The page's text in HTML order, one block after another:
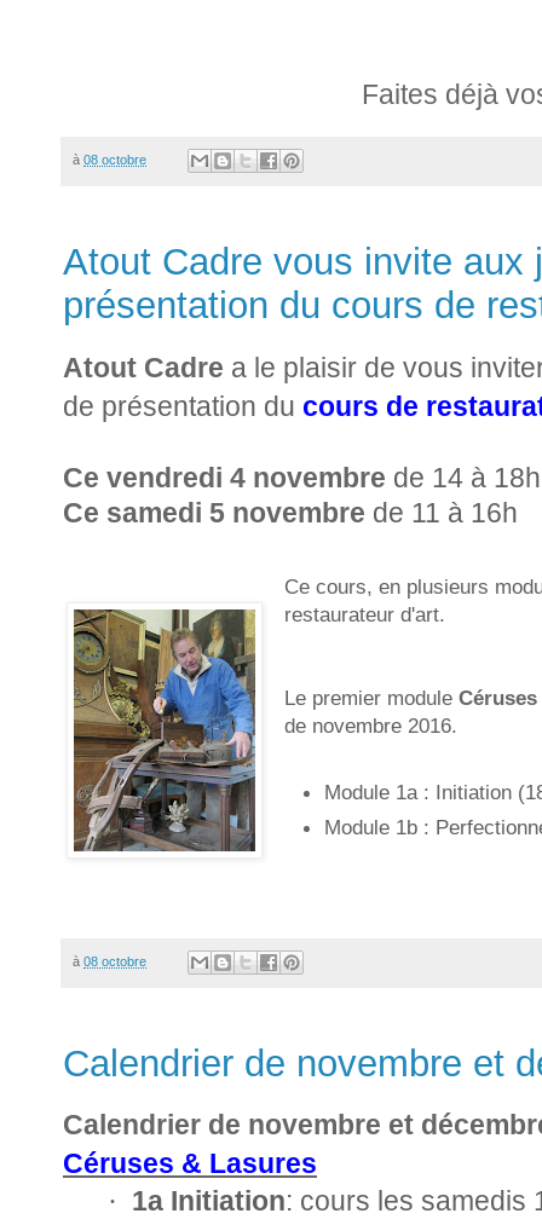
Faites déjà
à 08 octobre
Atout Cadre vous invite aux
présentation du cours de
Atout Cadre a le plaisir de vous
de présentation du cours de
Ce vendredi 4 novembre de 14 à
Ce samedi 5 novembre de 11 à 16h
Ce cours, en plusieurs
restaurateur d'art.
Le premier module
de novembre 2016.
Module 1a : Initiation
Module 1b :
à 08 octobre
Calendrier de novembre et
Calendrier de novembre et
Céruses & Lasures
· 1a Initiation: cours les samedis